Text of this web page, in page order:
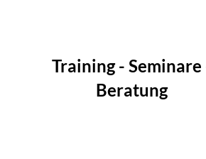
Training - Seminare
Beratung